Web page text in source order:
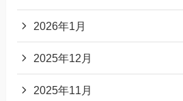
2026年1月
2025年12月
2025年11月